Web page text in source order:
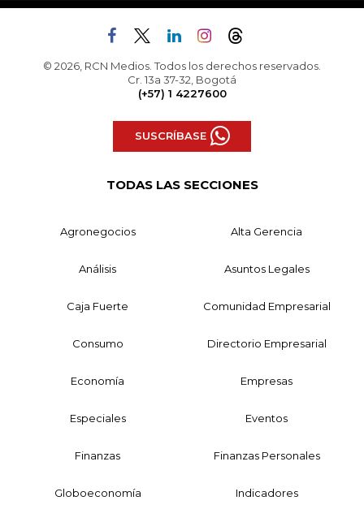
© 2026, RCN Medios. Todos los derechos reservados.
Cr. 13a 37-32, Bogotá
(+57) 1 4227600
SUSCRÍBASE
TODAS LAS SECCIONES
Agronegocios Alta Gerencia
Análisis Asuntos Legales
Caja Fuerte Comunidad Empresarial
Consumo Directorio Empresarial
Economía Empresas
Especiales Eventos
Finanzas Finanzas Personales
Globoeconomía Indicadores